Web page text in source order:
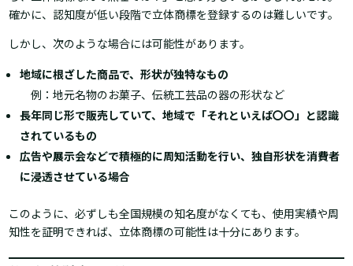
確かに、認知度が低い段階で立体商標を登録するのは難しいです。
しかし、次のような場合には可能性があります。
地域に根ざした商品で、形状が独特なもの
例：地元名物のお菓子、伝統工芸品の器の形状など
長年同じ形で販売していて、地域で「それといえば〇〇」と認識
されているもの
広告や展示会などで積極的に周知活動を行い、独自形状を消費者
に浸透させている場合
このように、必ずしも全国規模の知名度がなくても、使用実績や周
知性を証明できれば、立体商標の可能性は十分にあります。